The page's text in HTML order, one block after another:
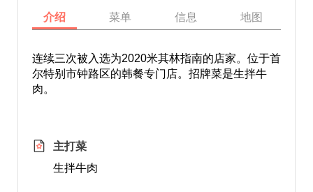
介绍 菜单 信息 地图
连续三次被入选为2020米其林指南的店家。位于首
尔特别市钟路区的韩餐专门店。招牌菜是生拌牛
肉。
主打菜
生拌牛肉